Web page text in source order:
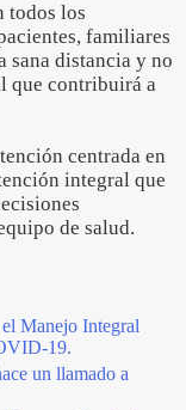
todos los
familiares
sana distancia y no
que contribuirá a
centrada en
integral que
de salud.
Manejo Integral
19.
un llamado a